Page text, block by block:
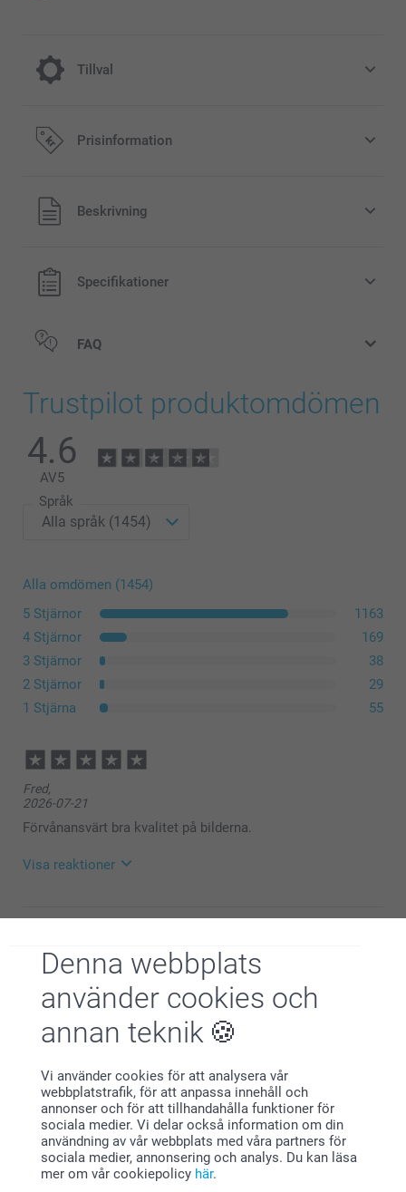
Denna webbplats
använder cookies och
annan teknik
Vi använder cookies för att analysera vår
webbplatstrafik, för att anpassa innehåll och
annonser och för att tillhandahålla funktioner för
sociala medier. Vi delar också information om din
användning av vår webbplats med våra partners för
sociala medier, annonsering och analys. Du kan läsa
mer om vår cookiepolicy här.
Tillval
Jula till din fotomugg
Prisinformation
Alla priser är i svenska kronor (SEK), inklusive moms och
exklusive porto.
Beskrivning
Specifikationer
FAQ
Trustpilot produktomdömen
4.6
AV5
Språk
Alla omdömen (1454)
5 Stjärnor
1163
4 Stjärnor
169
3 Stjärnor
38
2 Stjärnor
29
1 Stjärna
55
Fred,
2026-07-21
Förvånansvärt bra kvalitet på bilderna.
Visa reaktioner
Stort tack för dina ⭐️⭐️⭐️⭐️⭐️ och omdöme, kul att du
är nöjd med din mugg!
Vi önskar dig en fin sommar!
Vänliga hälsningar,
Peter,
2026-07-08
Enkelt och smidigt att beställa. Helt ok kvalitet på
produkten. Mycket prisvärt
2026-07-13
13:48
Hej Peter,
Stort tack för dina ⭐️⭐️⭐️⭐️⭐️ och omdöme, kul att du
är nöjd med din mugg!
Anna Nergårdh,
2026-07-06
Produkten var toppen, leveransen tyvärr senare än utlovat.